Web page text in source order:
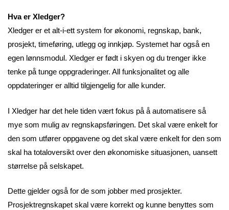
Hva er Xledger?
Xledger er et alt-i-ett system for økonomi, regnskap, bank,
prosjekt, timeføring, utlegg og innkjøp. Systemet har også en
egen lønnsmodul. Xledger er født i skyen og du trenger ikke
tenke på tunge oppgraderinger. All funksjonalitet og alle
oppdateringer er alltid tilgjengelig for alle kunder.
I Xledger har det hele tiden vært fokus på å automatisere så
mye som mulig av regnskapsføringen. Det skal være enkelt for
den som utfører oppgavene og det skal være enkelt for den som
skal ha totaloversikt over den økonomiske situasjonen, uansett
størrelse på selskapet.
Dette gjelder også for de som jobber med prosjekter.
Prosjektregnskapet skal være korrekt og kunne benyttes som